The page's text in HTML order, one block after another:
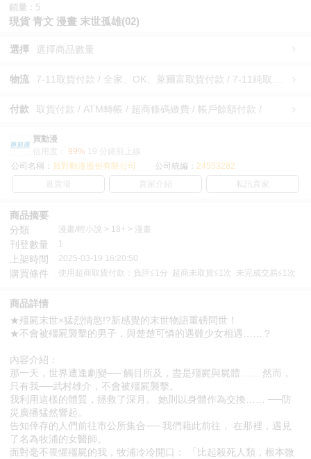
銷量 : 5
現貨 青文 漫畫 末世孤雄(02)
選擇 選擇商品數量
物流
付款 取貨付款 / ATM轉帳 / 超商條碼繳費 / 帳戶餘額付款 /
買動漫
信用度：
99% 19 分鐘前上線
公司名稱： 買對動漫股份有限公司 公司統編： 24553282
逛賣場
賣家介紹 私訊賣家
商品摘要
分類
漫畫/輕小說 > 18+ > 漫畫
刊登數量 1
上架時間 2025-03-19 16:20:50
購買條件 使用超商取貨付款：負評≦1分 超商未取貨≦1次 未完成交易≦1次
商品詳情
★殭屍末世×猛烈情慾!?新感覺的末世物語重磅問世！
★不會被殭屍襲擊的男子，與楚楚可憐的遇難少女相遇……？
內容介紹：
那一天，世界遭逢劇變── 觸目所及，盡是殭屍與屍體…… 然而，
只有我──武村雄介，不會被殭屍襲擊。
我利用這樣的體質，拯救了深月。 她則以身體作為交換…… ──防
災廣播猛然響起。
告知倖存的人們前往市公所集合── 我們藉此前往， 在那裡，遇見
了名為牧浦的女醫師。
面對毫不畏懼殭屍的我，牧浦冷冷開口： 「比起殺死人類，根本微